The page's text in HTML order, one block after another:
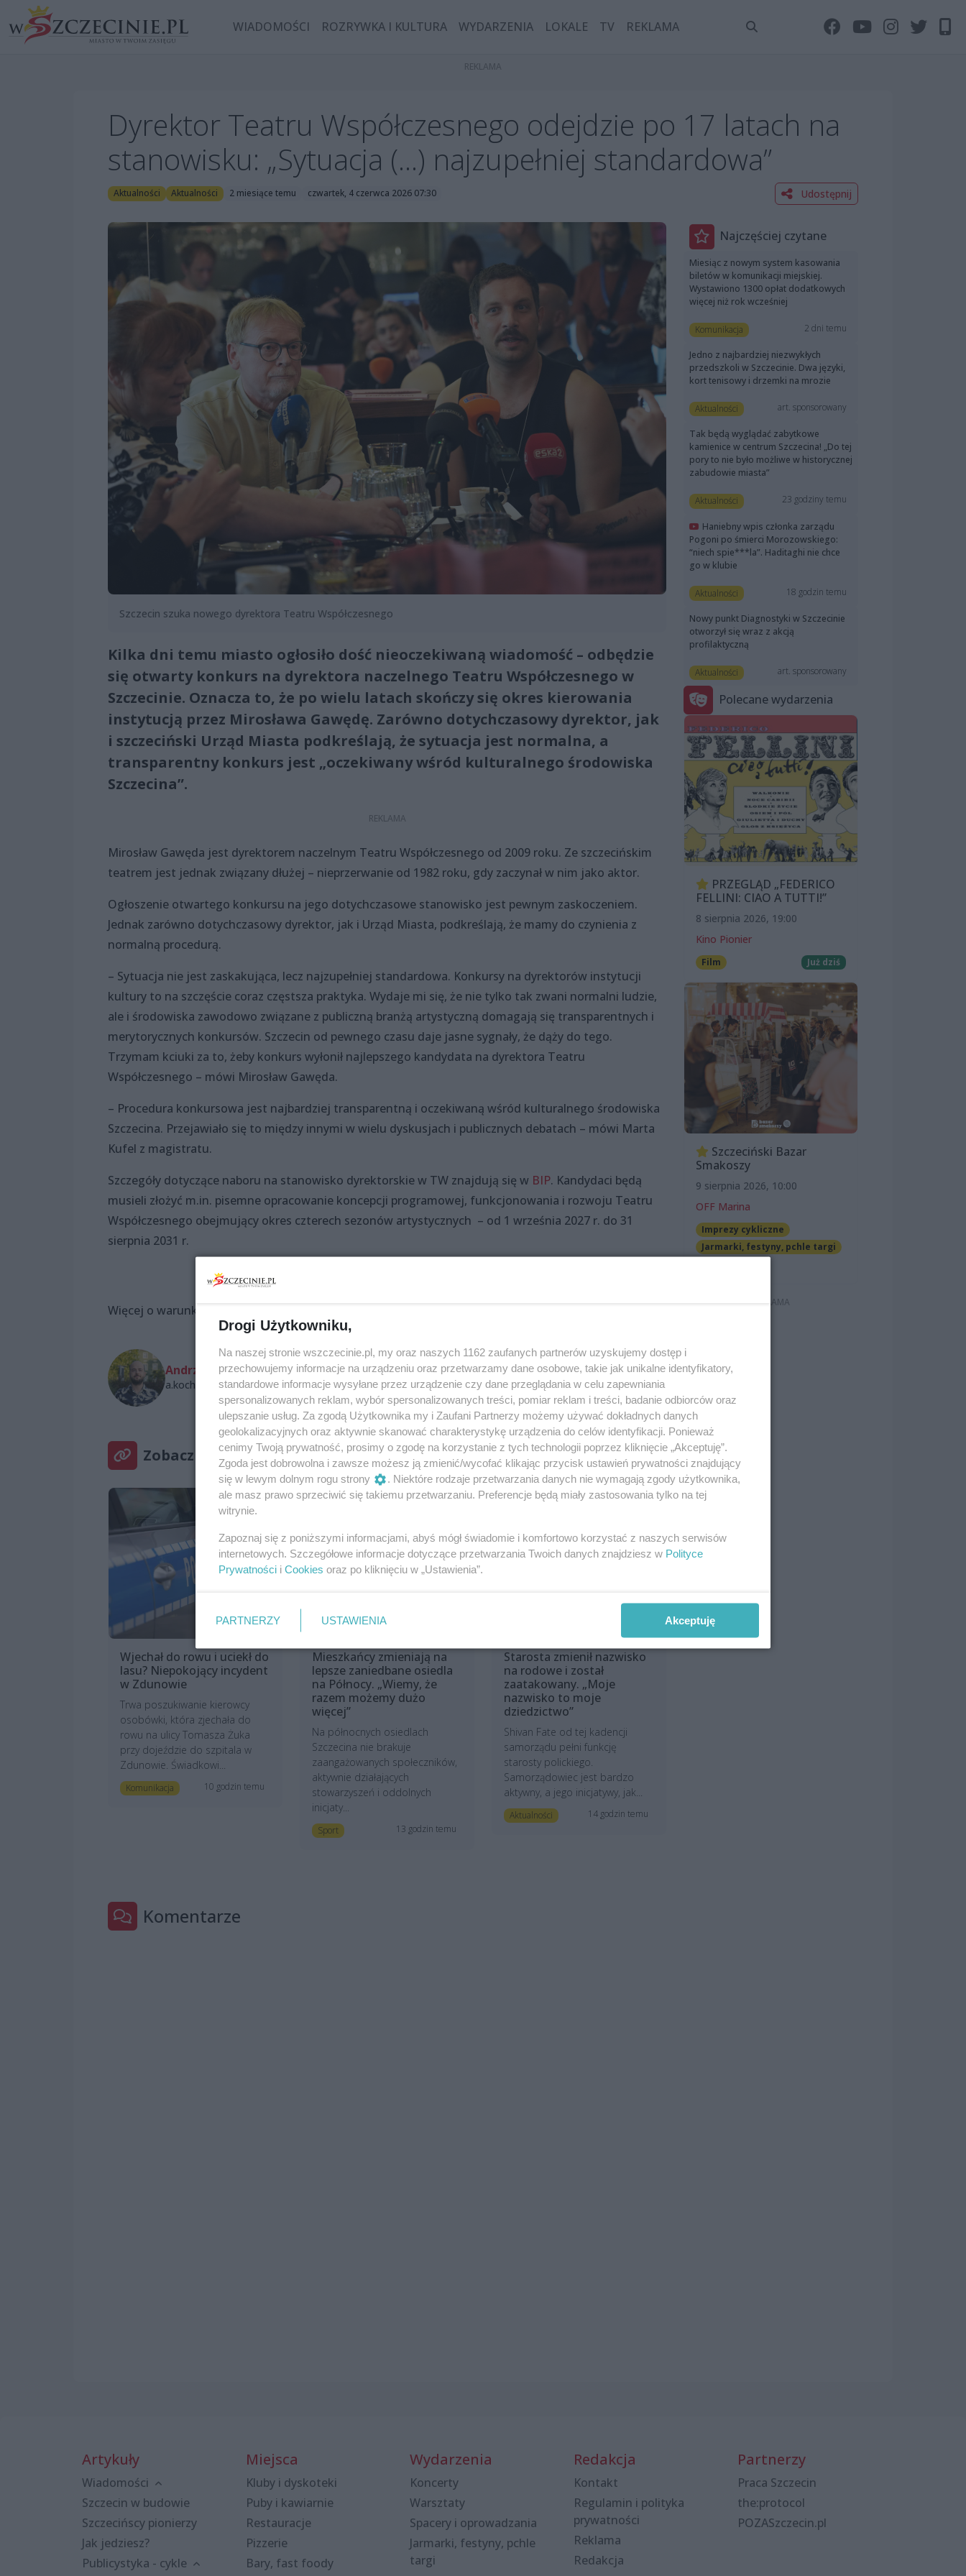
WIADOMOŚCI ROZRYWKA I KULTURA WYDARZENIA LOKALE TV REKLAMA
Dyrektor Teatru Współczesnego odejdzie po 17 latach na
stanowisku: „Sytuacja (...) najzupełniej standardowa”
Aktualności Aktualności 2 miesiące temu czwartek, 4 czerwca 2026 07:30 Udostępnij
Szczecin szuka nowego dyrektora Teatru Współczesnego
Kilka dni temu miasto ogłosiło dość nieoczekiwaną wiadomość – odbędzie
się otwarty konkurs na dyrektora naczelnego Teatru Współczesnego w
Szczecinie. Oznacza to, że po wielu latach skończy się okres kierowania
instytucją przez Mirosława Gawędę. Zarówno dotychczasowy dyrektor, jak
i szczeciński Urząd Miasta podkreślają, że sytuacja jest normalna, a
transparentny konkurs jest „oczekiwany wśród kulturalnego środowiska
Szczecina”.
Mirosław Gawęda jest dyrektorem naczelnym Teatru Współczesnego od 2009 roku. Ze szczecińskim
teatrem jest jednak związany dłużej – nieprzerwanie od 1982 roku, gdy zaczynał w nim jako aktor.
Ogłoszenie otwartego konkursu na jego dotychczasowe stanowisko jest pewnym zaskoczeniem.
Jednak zarówno dotychczasowy dyrektor, jak i Urząd Miasta, podkreślają, że mamy do czynienia z
normalną procedurą.
– Sytuacja nie jest zaskakująca, lecz najzupełniej standardowa. Konkursy na dyrektorów instytucji
kultury to na szczęście coraz częstsza praktyka. Wydaje mi się, że nie tylko tak zwani normalni ludzie,
ale i środowiska zawodowo związane z publiczną branżą artystyczną domagają się transparentnych i
merytorycznych konkursów. Szczecin od pewnego czasu daje jasne sygnały, że dąży do tego.
Trzymam kciuki za to, żeby konkurs wyłonił najlepszego kandydata na dyrektora Teatru
Współczesnego – mówi Mirosław Gawęda.
– Procedura konkursowa jest najbardziej transparentną i oczekiwaną wśród kulturalnego środowiska
Szczecina. Przejawiało się to między innymi w wielu dyskusjach i publicznych debatach – mówi Marta
Kufel z magistratu.
Szczegóły dotyczące naboru na stanowisko dyrektorskie w TW znajdują się w BIP. Kandydaci będą
musieli złożyć m.in. pisemne opracowanie koncepcji programowej, funkcjonowania i rozwoju Teatru
Współczesnego obejmujący okres czterech sezonów artystycznych – od 1 września 2027 r. do 31
sierpnia 2031 r.
Więcej o warunkach konkursu pisaliśmy
Andrzej Kochański
a.kochanski@wszczecinie.pl Udostępnij
Zobacz też
Wjechał do rowu i uciekł do
lasu? Niepokojący incydent
w Zdunowie
Trwa poszukiwanie kierowcy
osobówki, która zjechała do
rowu na ulicy Tomasza Żuka
przy dojeździe do szpitala w
Zdunowie. Świadkowi...
Komunikacja 10 godzin temu
Mieszkańcy zmieniają na
lepsze zaniedbane osiedla
na Północy. „Wiemy, że
razem możemy dużo
więcej”
Na północnych osiedlach
Szczecina nie brakuje
zaangażowanych społeczników,
aktywnie działających
stowarzyszeń i oddolnych
inicjaty...
Sport 13 godzin temu
Starosta zmienił nazwisko
na rodowe i został
zaatakowany. „Moje
nazwisko to moje
dziedzictwo”
Shivan Fate od tej kadencji
samorządu pełni funkcję
starosty polickiego.
Samorządowiec jest bardzo
aktywny, a jego inicjatywy, jak...
Aktualności 14 godzin temu
Komentarze
Najczęściej czytane
Miesiąc z nowym system kasowania
biletów w komunikacji miejskiej.
Wystawiono 1300 opłat dodatkowych
więcej niż rok wcześniej
Komunikacja 2 dni temu
Jedno z najbardziej niezwykłych
przedszkoli w Szczecinie. Dwa języki,
kort tenisowy i drzemki na mrozie
Aktualności art. sponsorowany
Tak będą wyglądać zabytkowe
kamienice w centrum Szczecina! „Do tej
pory to nie było możliwe w historycznej
zabudowie miasta”
Aktualności 23 godziny temu
Haniebny wpis członka zarządu
Pogoni po śmierci Morozowskiego:
“niech spie***la”. Haditaghi nie chce
go w klubie
Aktualności 18 godzin temu
Nowy punkt Diagnostyki w Szczecinie
otworzył się wraz z akcją
profilaktyczną
Aktualności art. sponsorowany
Polecane wydarzenia
PRZEGLĄD „FEDERICO
FELLINI: CIAO A TUTTI!”
8 sierpnia 2026, 19:00
Kino Pionier
Film Już dziś
Szczeciński Bazar
Smakoszy
9 sierpnia 2026, 10:00
OFF Marina
Imprezy cykliczne
Jarmarki, festyny, pchle targi
Artykuły
Wiadomości
Szczecin w budowie
Szczecińscy pionierzy
Jak jedziesz?
Publicystyka - cykle
Miejsca
Kluby i dyskoteki
Puby i kawiarnie
Restauracje
Pizzerie
Bary, fast foody
Wydarzenia
Koncerty
Warsztaty
Spacery i oprowadzania
Jarmarki, festyny, pchle
targi
Redakcja
Kontakt
Regulamin i polityka
prywatności
Reklama
Redakcja
Partnerzy
Praca Szczecin
the:protocol
POZASzczecin.pl
Drogi Użytkowniku,
Na naszej stronie wszczecinie.pl, my oraz naszych 1162 zaufanych partnerów uzyskujemy dostęp i
przechowujemy informacje na urządzeniu oraz przetwarzamy dane osobowe, takie jak unikalne identyfikatory,
standardowe informacje wysyłane przez urządzenie czy dane przeglądania w celu zapewniania
spersonalizowanych reklam, wybór spersonalizowanych treści, pomiar reklam i treści, badanie odbiorców oraz
ulepszanie usług. Za zgodą Użytkownika my i Zaufani Partnerzy możemy używać dokładnych danych
geolokalizacyjnych oraz aktywnie skanować charakterystykę urządzenia do celów identyfikacji. Ponieważ
cenimy Twoją prywatność, prosimy o zgodę na korzystanie z tych technologii poprzez kliknięcie „Akceptuję”.
Zgoda jest dobrowolna i zawsze możesz ją zmienić/wycofać klikając przycisk ustawień prywatności znajdujący
się w lewym dolnym rogu strony
. Niektóre rodzaje przetwarzania danych nie wymagają zgody użytkownika,
ale masz prawo sprzeciwić się takiemu przetwarzaniu. Preferencje będą miały zastosowania tylko na tej
witrynie.
Zapoznaj się z poniższymi informacjami, abyś mógł świadomie i komfortowo korzystać z naszych serwisów
internetowych. Szczegółowe informacje dotyczące przetwarzania Twoich danych znajdziesz w Polityce
Prywatności i Cookies oraz po kliknięciu w „Ustawienia”.
PARTNERZY USTAWIENIA Akceptuję